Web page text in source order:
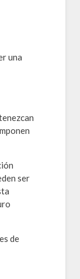
una
ser
de